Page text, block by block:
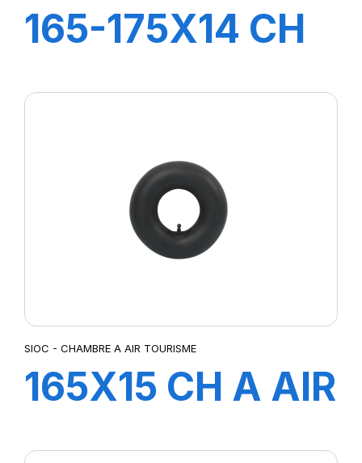
165-175X14 CH
SIOC - CHAMBRE A AIR TOURISME
165X15 CH A AIR